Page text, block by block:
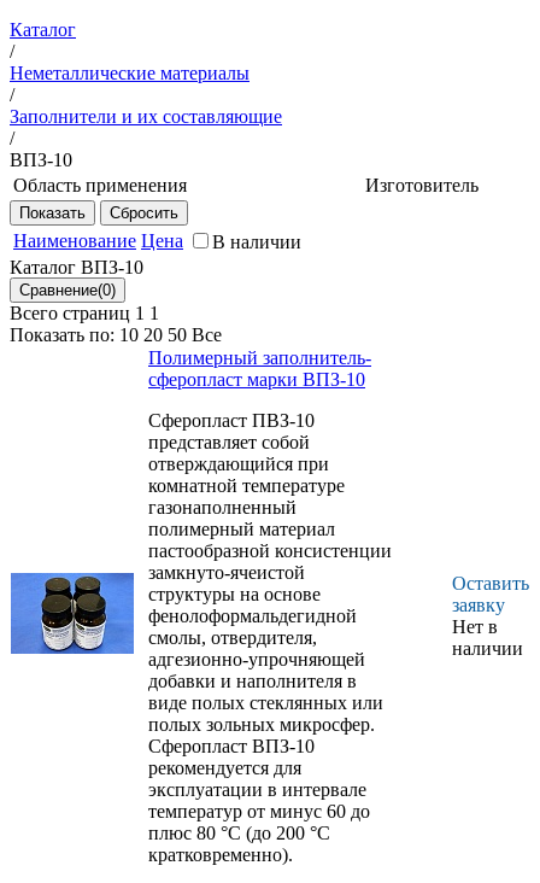
Каталог
/
Неметаллические материалы
/
Заполнители и их составляющие
/
ВПЗ-10
Область применения
Заполнение торцевых участков
трехслойных сотовых панелей,
упрочнение неметаллических сот в
зонах установки крепежа,
заполнение различных полостей, в
т.ч. и в виде предварительно
отвержденных закладных деталей,
при толщине слоя сферопласта до 40
Изготовитель
Наименование Цена
В наличии
Каталог ВПЗ-10
Всего страниц 1 1
Показать по: 10 20 50 Все
Полимерный заполнитель-
сферопласт марки ВПЗ-10
Сферопласт ПВЗ-10
представляет собой
отверждающийся при
комнатной температуре
газонаполненный
полимерный материал
пастообразной консистенции
замкнуто-ячеистой
структуры на основе
фенолоформальдегидной
смолы, отвердителя,
адгезионно-упрочняющей
добавки и наполнителя в
виде полых стеклянных или
полых зольных микросфер.
Сферопласт ВПЗ-10
рекомендуется для
эксплуатации в интервале
температур от минус 60 до
плюс 80 °С (до 200 °С
кратковременно).
Оставить
заявку
Нет в
наличии